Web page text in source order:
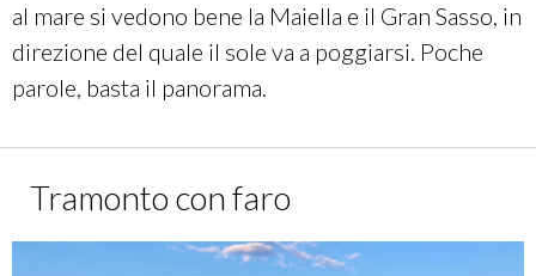
al mare si vedono bene la Maiella e il Gran Sasso, in
direzione del quale il sole va a poggiarsi. Poche
parole, basta il panorama.
Tramonto con faro